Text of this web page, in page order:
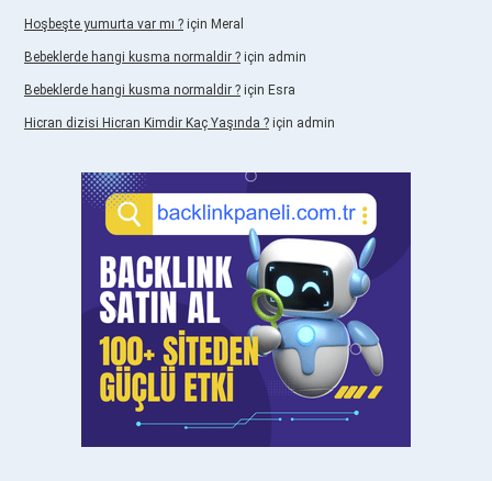
Hoşbeşte yumurta var mı ? için Meral
Bebeklerde hangi kusma normaldir ? için admin
Bebeklerde hangi kusma normaldir ? için Esra
Hicran dizisi Hicran Kimdir Kaç Yaşında ? için admin